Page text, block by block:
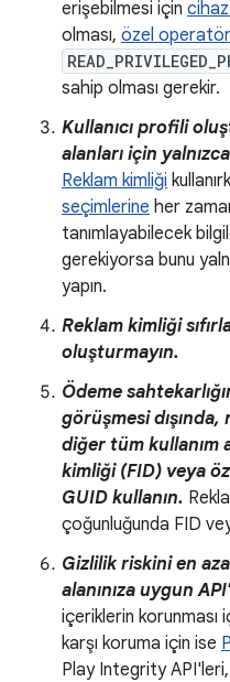
erişebilmesi için
olması, özel
sahip olması gerekir.
Kullanıcı profili
alanları için
Reklam kimliği
seçimlerine her
tanımlayabilecek
gerekiyorsa bunu
yapın.
Reklam kimliği
oluşturmayın.
Ödeme
görüşmesi
diğer tüm kullanım
kimliği (FID) veya
GUID kullanın.
çoğunluğunda FID
Gizlilik riskini en
alanınıza uygun
içeriklerin korunması
karşı koruma için ise
Play Integrity